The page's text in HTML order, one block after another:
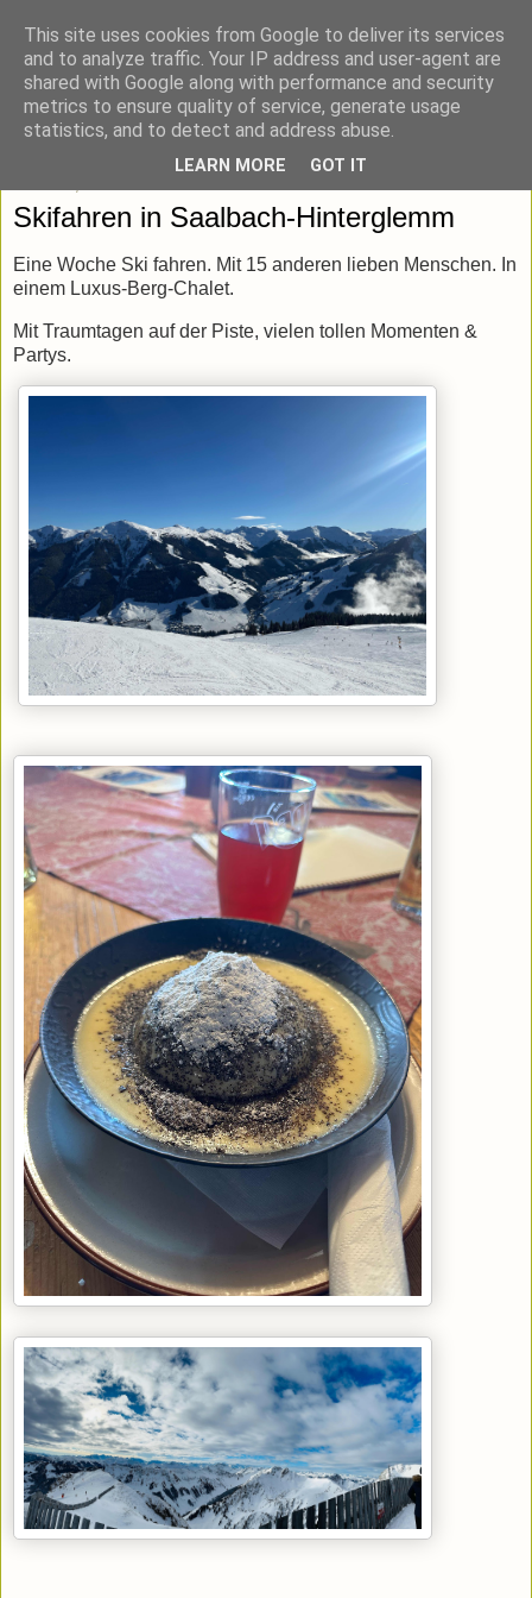
blick-punkt[e..]
Momentaufnahmen von unterwegs & daheim.
Skifahren in Saalbach-Hinterglemm
Eine Woche Ski fahren. Mit 15 anderen lieben Menschen. In
einem Luxus-Berg-Chalet.
Mit Traumtagen auf der Piste, vielen tollen Momenten &
Partys.
This site uses cookies from Google to deliver its services
and to analyze traffic. Your IP address and user-agent are
shared with Google along with performance and security
metrics to ensure quality of service, generate usage
statistics, and to detect and address abuse.
LEARN MORE GOT IT